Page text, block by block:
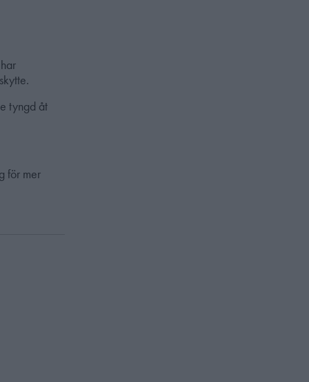
tyngd åt
för mer